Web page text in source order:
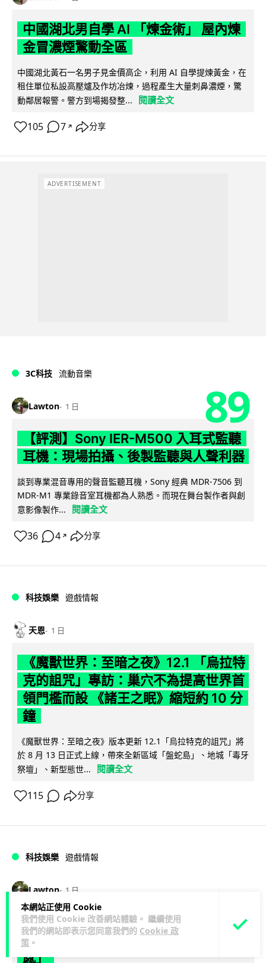
本網站正使用 Cookie
我們使用 Cookie 改善網站體驗。 繼續使用
我們的網站即表示您同意我們的 Cookie 政
策 。
中國湖北男自學 AI 「煉金術」 屋內煉
金冒濃煙驚動全區
中國湖北黃石一名男子見金價高企，利用 AI 自學提煉黃金，在
租住單位私設高壓爐及作坊冶煉，過程產生大量刺鼻濃煙，驚
動鄰居報警。警方到場揭發整...
閱讀全文
105 7 ↗ 分享
ADVERTISEMENT
3C科技 流動音樂
Lawton 1 日 89
【評測】Sony IER-M500 入耳式監聽
耳機：現場拍攝、後製監聽與人聲利器
談到專業混音專用的聲音監聽耳機，Sony 經典 MDR-7506 到
MDR-M1 專業錄音室耳機都為人熟悉。而現在舞台製作者與創
意影像製作...
閱讀全文
36 4 ↗ 分享
科技娛樂 遊戲情報
天恩 1 日
《魔獸世界：至暗之夜》12.1 「烏拉特
克的詛咒」專訪：巢穴不為提高世界首
領門檻而設 《諸王之眠》縮短約 10 分
鐘
《魔獸世界：至暗之夜》版本更新 12.1「烏拉特克的詛咒」將
於 8 月 13 日正式上線，帶來全新區域「盤蛇島」、地城「毒牙
祭壇」、新型態世...
閱讀全文
115 分享
科技娛樂 遊戲情報
Lawton 1 日
日本二手遊戲店減 90% 門市 業績反增
四成 "懷舊"在 Z 世代變成最潮「新鮮
感」